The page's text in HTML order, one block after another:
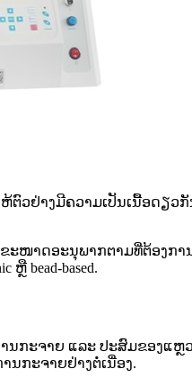
ຫ້ຕົວຢ່າງມີຄວາມເປັນເນື້ອດ
ໜາດອະນຸພາກຕາມທີ່ຕ້ອງກາ
ຫຼື bead-based.
ນກະຈາຍ ແລະ ປະສົມຂອງແຫຼ
ານກະຈາຍຢ່າງຕໍ່ເນື່ອງ.